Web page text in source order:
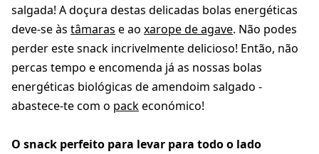
salgada! A doçura destas delicadas bolas energéticas
deve-se às tâmaras e ao xarope de agave. Não podes
perder este snack incrivelmente delicioso! Então, não
percas tempo e encomenda já as nossas bolas
energéticas biológicas de amendoim salgado -
abastece-te com o packeconómico!
O snack perfeito para levar para todo o lado